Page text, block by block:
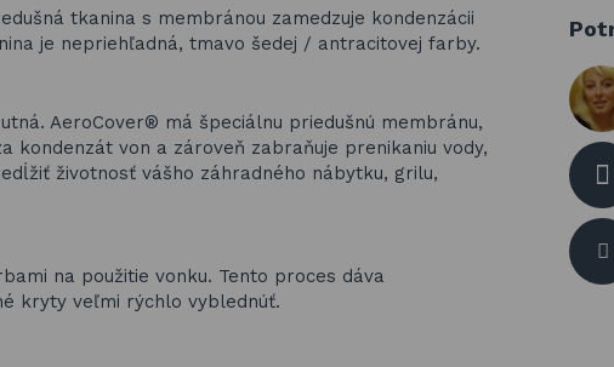
tkanina s membránou zamedzuje kondenzácii
je nepriehľadná, tmavo šedej / antracitovej farby.
AeroCover® má špeciálnu priedušnú membránu,
kondenzát von a zároveň zabraňuje prenikaniu vody,
životnosť vášho záhradného nábytku, grilu,
na použitie vonku. Tento proces dáva
kryty veľmi rýchlo vyblednúť.